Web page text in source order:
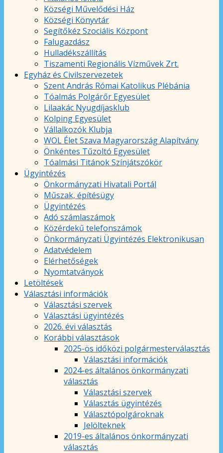
Községi Művelődési Ház
Községi Könyvtár
Segítőkéz Szociális Központ
Falugazdász
Hulladékszállítás
Tiszamenti Regionális Vízművek Zrt.
Egyház és Civilszervezetek
Szent András Római Katolikus Plébánia
Tóalmás Polgárőr Egyesület
Lilaakác Nyugdíjasklub
Kolping Egyesület
Vállalkozók Klubja
WOL Élet Szava Magyarország Alapítvány
Önkéntes Tűzoltó Egyesület
Tóalmási Titánok Színjátszókör
Ügyintézés
Önkormányzati Hivatali Portál
Műszak, építésügy
Ügyintézés
Adó számlaszámok
Közérdekű telefonszámok
Önkormányzati Ügyintézés Elektronikusan
Adatvédelem
Elérhetőségek
Nyomtatványok
Letöltések
Választási információk
Választási szervek
Választási ügyintézés
2026. évi választás
Korábbi választások
2025-ös időközi polgármesterválasztás
Választási információk
2024-es általános önkormányzati
választás
Választási szervek
Választás ügyintézés
Választópolgároknak
Jelölteknek
2019-es általános önkormányzati
választás